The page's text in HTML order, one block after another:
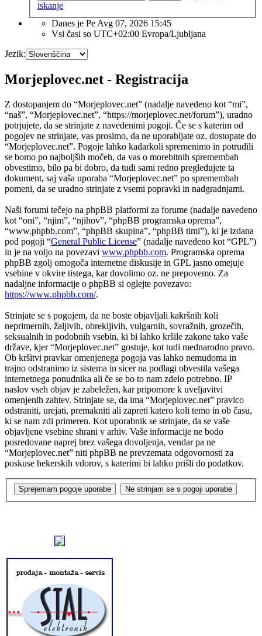
iskanje
Danes je Pe Avg 07, 2026 15:45
Vsi časi so UTC+02:00 Evropa/Ljubljana
Jezik:
Morjeplovec.net - Registracija
Z dostopanjem do “Morjeplovec.net” (nadalje navedeno kot “mi”,
“naš”, “Morjeplovec.net”, “https://morjeplovec.net/forum”), uradno
potrjujete, da se strinjate z navedenimi pogoji. Če se s katerim od
pogojev ne strinjate, vas prosimo, da ne uporabljate oz. dostopate do
“Morjeplovec.net”. Pogoje lahko kadarkoli spremenimo in potrudili
se bomo po najboljših močeh, da vas o morebitnih spremembah
obvestimo, bilo pa bi dobro, da tudi sami redno pregledujete ta
dokument, saj vaša uporaba “Morjeplovec.net” po spremembah
pomeni, da se uradno strinjate z vsemi popravki in nadgradnjami.
Naši forumi tečejo na phpBB platformi za forume (nadalje navedeno
kot “oni”, “njim”, “njihov”, “phpBB programska oprema”,
“www.phpbb.com”, “phpBB skupina”, “phpBB timi”), ki je izdana
pod pogoji “General Public License” (nadalje navedeno kot “GPL”)
in je na voljo na povezavi www.phpbb.com. Programska oprema
phpBB zgolj omogoča internetne diskusije in GPL jasno omejuje
vsebine v okvire tistega, kar dovolimo oz. ne prepovemo. Za
nadaljne informacije o phpBB si oglejte povezavo:
https://www.phpbb.com/.
Strinjate se s pogojem, da ne boste objavljali kakršnih koli
neprimernih, žaljivih, obrekljivih, vulgarnih, sovražnih, grozečih,
seksualnih in podobnih vsebin, ki bi lahko kršile zakone tako vaše
države, kjer “Morjeplovec.net” gostuje, kot tudi mednarodno pravo.
Ob kršitvi pravkar omenjenega pogoja vas lahko nemudoma in
trajno odstranimo iz sistema in sicer na podlagi obvestila vašega
internetnega ponudnika ali če se bo to nam zdelo potrebno. IP
naslov vseh objav je zabeležen, kar pripomore k uveljavitvi
omenjenih zahtev. Strinjate se, da ima “Morjeplovec.net” pravico
odstraniti, urejati, premakniti ali zapreti katero koli temo in ob času,
ki se nam zdi primeren. Kot uporabnik se strinjate, da se vaše
objavljene vsebine shrani v arhiv. Vaše informacije ne bodo
posredovane naprej brez vašega dovoljenja, vendar pa ne
“Morjeplovec.net” niti phpBB ne prevzemata odgovornosti za
poskuse hekerskih vdorov, s katerimi bi lahko prišli do podatkov.